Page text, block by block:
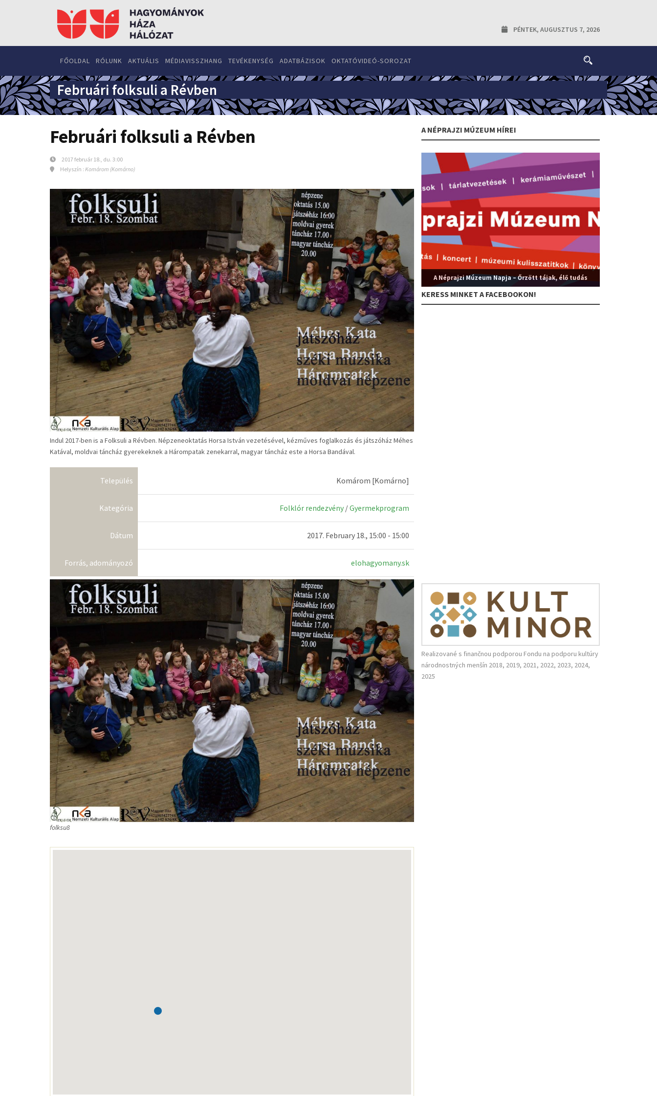
PÉNTEK, AUGUSZTUS 7, 2026
FŐOLDAL RÓLUNK AKTUÁLIS MÉDIAVISSZHANG TEVÉKENYSÉG ADATBÁZISOK OKTATÓVIDEÓ-SOROZAT
Februári folksuli a Révben
Februári folksuli a Révben
2017 február 18., du. 3:00
Helyszín : Komárom (Komárno)
Indul 2017-ben is a Folksuli a Révben. Népzeneoktatás Horsa István vezetésével, kézműves foglalkozás és játszóház Méhes
Katával, moldvai táncház gyerekeknek a Hárompatak zenekarral, magyar táncház este a Horsa Bandával.
Település Komárom [Komárno]
Kategória Folklór rendezvény /Gyermekprogram
Dátum 2017. February 18., 15:00 - 15:00
Forrás, adományozó elohagyomany.sk
folksu8
A NÉPRAJZI MÚZEUM HÍREI
A Néprajzi Múzeum Napja – Őrzött tájak, élő tudás
KERESS MINKET A FACEBOOKON!
Realizované s finančnou podporou Fondu na podporu kultúry
národnostných menšín 2018, 2019, 2021, 2022, 2023, 2024,
2025